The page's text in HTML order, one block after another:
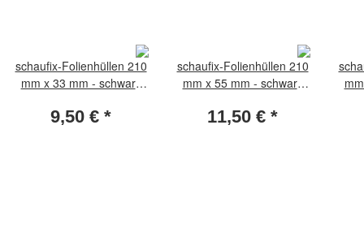
schaufix-Folienhüllen 210
mm x 33 mm - schwarz
9,50 € *
schaufix-Folienhüllen 210
mm x 55 mm - schwarz
11,50 € *